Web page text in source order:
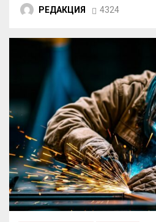
РЕДАКЦИЯ 4324